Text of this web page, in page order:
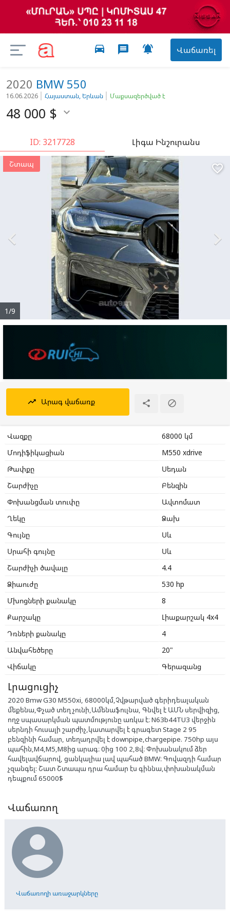
Վաճառել

message
directions_car
2020 BMW 550
16.06.2026 Հայաստան, Երևան Մաքսազերծված է
48 000 $ 
ID: 3217728 Լիգա Ինշուրանս
1/9
favorite_border
Շտապ
 
trending_up Արագ վաճառք  
Վազքը
68000 կմ
Մոդիֆիկացիան
M550 xdrive
Թափքը
Սեդան
Շարժիչը
Բենզին
Փոխանցման տուփը
Ավտոմատ
Ղեկը
Ձախ
Գույնը
Սև
Սրահի գույնը
Սև
Շարժիչի ծավալը
4.4
Ձիաուժը
530 hp
Մխոցների քանակը
8
Քարշակը
Լիաքարշակ 4x4
Դռների քանակը
4
Անվահեծերը
20"
Վիճակը
Գերազանց
Լրացուցիչ
2020 Bmw G30 M550xi, 68000կմ,Չվթարված գերիդեալական
մեքենա,Փչած տեղ չունի,Ամենաֆուլնա, Գնվել է ԱՄՆ սերվիզից,
ողջ սպասարկման պատմությունը առկա է։ N63b44TU3 վերջին
սերնդի հուսալի շարժիչ,կատարվել է գրագետ Stage 2 95
բենզինի համար, տեղադրվել է downpipe,chargepipe. 750hp այս
պահին,M4,M5,M8ից արագ։ 0ից 100 2,8վ։ Փոխանակում ձեր
հավելավճարով, ցանկալիա լավ պահած BMW։ Գովազդի համար
չզանգել: Շատ Շտապա դրա համար էս գիննա,փոխանակման
դեպքում 65000$
Վաճառող

Վաճառողի առաջարկները